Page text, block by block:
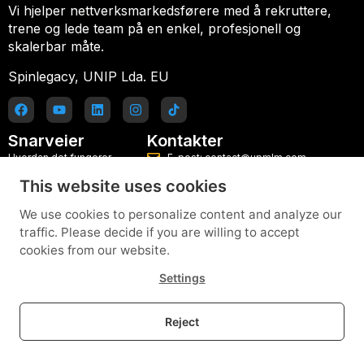
Vi hjelper nettverksmarkedsførere med å rekruttere,
trene og lede team på en enkel, profesjonell og
skalerbar måte.
Spinlegacy, UNIP Lda. EU
Snarveier
Hvordan det fungerer
Planer
Blogg
Kontakt
Kontakter
E-post: contact@upmlm.com
Mobil: +351 916 077 486
Prøv lederplattformen gratis
This website uses cookies
We use cookies to personalize content and analyze our
traffic. Please decide if you are willing to accept
cookies from our website.
Settings
Reject